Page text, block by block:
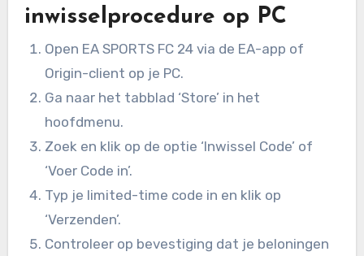
inwisselprocedure op PC
Open EA SPORTS FC 24 via de EA-app of
Origin-client op je PC.
Ga naar het tabblad ‘Store’ in het
hoofdmenu.
Zoek en klik op de optie ‘Inwissel Code’ of
‘Voer Code in’.
Typ je limited-time code in en klik op
‘Verzenden’.
Controleer op bevestiging dat je beloningen